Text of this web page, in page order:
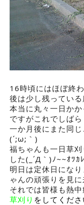
16時頃にはほぼ終
後は少し残ってい
本当に丸々一日かか
ですがこれでしば
一か月後にまた同
(´;ω;｀)
福ちゃんも一日草
した(_´Д｀)ﾉ~~ｵﾂｶ
明日は定休日にな
ゃんの頑張りを見に
それでは皆様も熱
草刈り をしてくだ